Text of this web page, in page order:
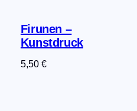
Firunen –
Kunstdruck
5,50 €